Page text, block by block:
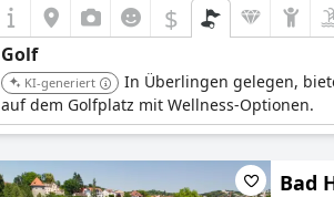
$
Golf
KI-generiert
In Überlingen gelegen,
auf dem Golfplatz mit Wellness-Optionen.
Bad